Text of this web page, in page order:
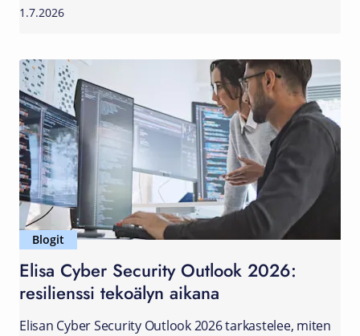
1.7.2026
Blogit
Elisa Cyber Security Outlook 2026:
resilienssi tekoälyn aikana
Elisan Cyber Security Outlook 2026 tarkastelee, miten